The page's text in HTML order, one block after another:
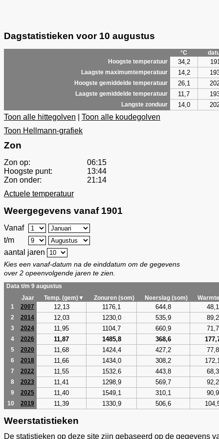
Dagstatistieken voor 10 augustus
°C
Hoogste temperatuur
34,2
Laagste maximumtemperatuur 14,2
Hoogste gemiddelde temperatuur 26,1
Laagste gemiddelde temperatuur 11,7
Langste zonduur 14,0
Toon alle hittegolven
Toon alle koudegolven
Toon Hellmann-grafiek
Zon
Zon op:
06:15
Hoogste punt:
13:44
Zon onder:
21:14
Actuele temperatuur
Weergegevens vanaf 1901
Vanaf
t/m
aantal jaren
Kies een vanaf-datum na de einddatum om de gegevens
over 2 opeenvolgende jaren te zien.
Data t/m 9 augustus
Jaar
Temp. (gem)▼ Zonuren (som) Neerslag (som)
1
2007 12,13 1176,1 644,8 48,1
2 2014 12,03 1230,0 535,9 89,2
3 2024 11,95 1104,7 660,9 71,7
4 2026 11,87 1485,8 368,6
5 2020 11,68 1424,4 427,2 77,8
6 2018 11,66 1434,0 308,2
7 2022 11,55 1532,6 443,8 68,3
8 2023 11,41 1298,9 569,7 92,2
9 2025 11,40 1549,1 310,1 90,9
10 2019 11,39 1330,9 506,6
Weerstatistieken
De statistieken op deze site zijn gebaseerd op de gegevens